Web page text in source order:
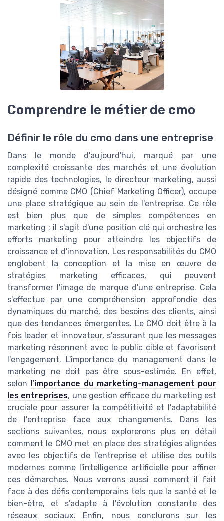
Comprendre le métier de cmo
Définir le rôle du cmo dans une entreprise
Dans le monde d'aujourd'hui, marqué par une
complexité croissante des marchés et une évolution
rapide des technologies, le directeur marketing, aussi
désigné comme CMO (Chief Marketing Officer), occupe
une place stratégique au sein de l'entreprise. Ce rôle
est bien plus que de simples compétences en
marketing ; il s'agit d'une position clé qui orchestre les
efforts marketing pour atteindre les objectifs de
croissance et d'innovation. Les responsabilités du CMO
englobent la conception et la mise en œuvre de
stratégies marketing efficaces, qui peuvent
transformer l'image de marque d'une entreprise. Cela
s'effectue par une compréhension approfondie des
dynamiques du marché, des besoins des clients, ainsi
que des tendances émergentes. Le CMO doit être à la
fois leader et innovateur, s'assurant que les messages
marketing résonnent avec le public cible et favorisent
l'engagement. L'importance du management dans le
marketing ne doit pas être sous-estimée. En effet,
selon l'importance du marketing-management pour
les entreprises, une gestion efficace du marketing est
cruciale pour assurer la compétitivité et l'adaptabilité
de l'entreprise face aux changements. Dans les
sections suivantes, nous explorerons plus en détail
comment le CMO met en place des stratégies alignées
avec les objectifs de l'entreprise et utilise des outils
modernes comme l'intelligence artificielle pour affiner
ces démarches. Nous verrons aussi comment il fait
face à des défis contemporains tels que la santé et le
bien-être, et s'adapte à l'évolution constante des
réseaux sociaux. Enfin, nous conclurons sur les